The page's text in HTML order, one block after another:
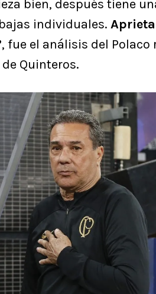
bien, después tiene
individuales.
, fue el análisis del Polaco
Quinteros.